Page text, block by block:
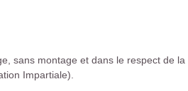
sans montage et dans le respect de la
Impartiale).